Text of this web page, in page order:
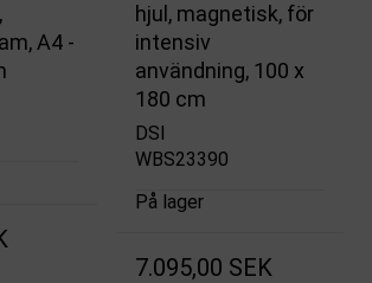
A4 -
hjul, magnetisk, för
intensiv
användning, 100 x
180 cm
DSI
WBS23390
På lager
7.095,00 SEK